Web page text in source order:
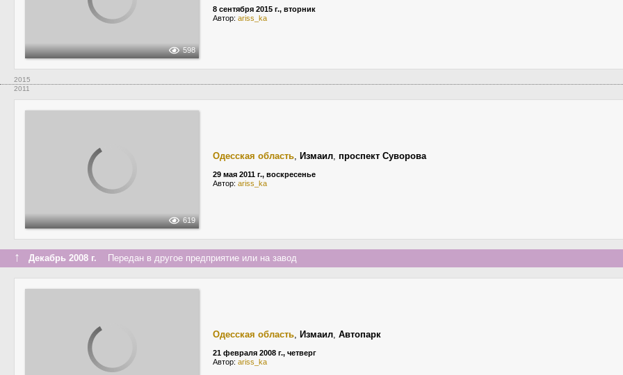
598
8 сентября 2015 г., вторник
Автор: ariss_ka
2015
2011
619
Одесская область, Измаил, проспект Суворова
29 мая 2011 г., воскресенье
Автор: ariss_ka
↑ Декабрь 2008 г. Передан в другое предприятие или на завод
Одесская область, Измаил, Автопарк
21 февраля 2008 г., четверг
Автор: ariss_ka